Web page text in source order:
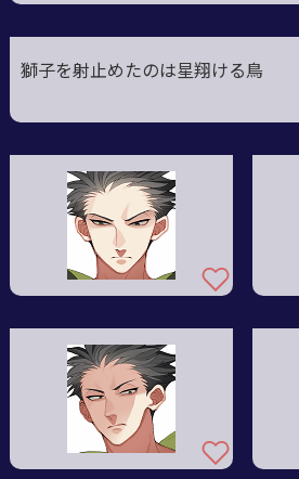
獅子を射止めたのは星翔ける鳥